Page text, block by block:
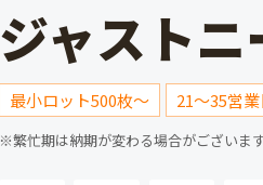
ジャストニ
最小ロット500枚～ 21～35営
※繁忙期は納期が変わる場合がございま